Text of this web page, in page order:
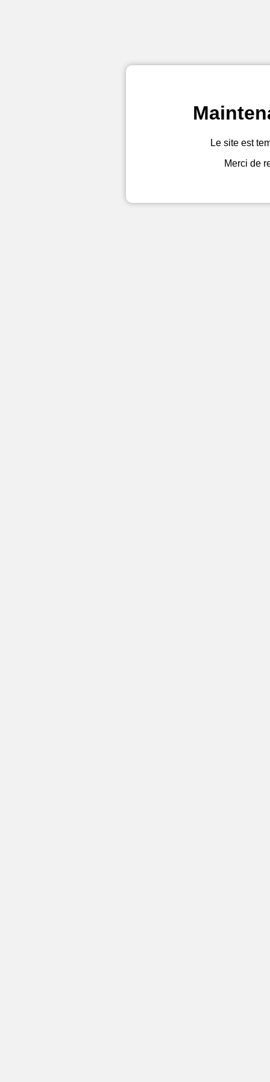
Le site est
Merci de